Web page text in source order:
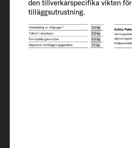
den tillverkarspecifika vikten för
tilläggsutrustning.
380